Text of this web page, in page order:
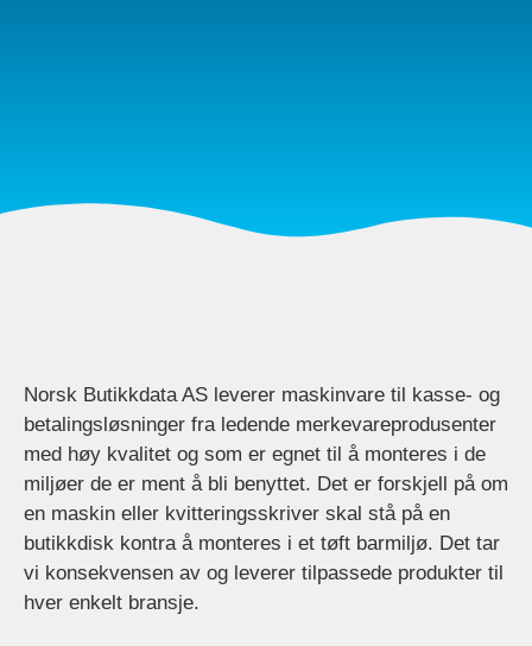
Norsk Butikkdata AS leverer maskinvare til kasse- og
betalingsløsninger fra ledende merkevareprodusenter
med høy kvalitet og som er egnet til å monteres i de
miljøer de er ment å bli benyttet. Det er forskjell på om
en maskin eller kvitteringsskriver skal stå på en
butikkdisk kontra å monteres i et tøft barmiljø. Det tar
vi konsekvensen av og leverer tilpassede produkter til
hver enkelt bransje.